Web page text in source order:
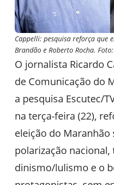
Cappelli: pesquisa reforça que
Brandão e Roberto Rocha.
O jornalista Ricardo
de Comunicação do
a pesquisa Escutec/
na terça-feira (22),
eleição do Maranhão
polarização nacional,
dinismo/lulismo e o